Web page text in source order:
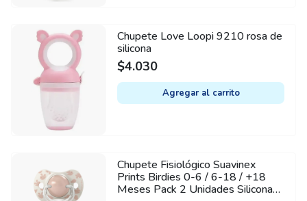
Chupete Love Loopi 9210 rosa de
silicona
$4.030
Agregar al carrito
Chupete Fisiológico Suavinex
Prints Birdies 0-6 / 6-18 / +18
Meses Pack 2 Unidades Silicona